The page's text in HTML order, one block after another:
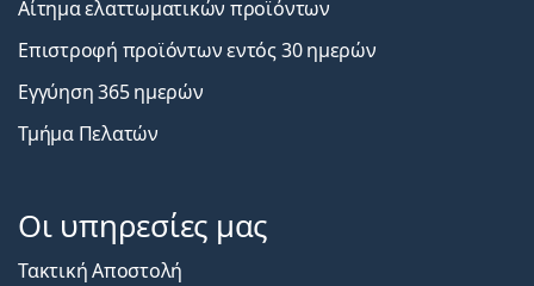
Αίτημα ελαττωματικών προϊόντων
Επιστροφή προϊόντων εντός 30 ημερών
Εγγύηση 365 ημερών
Τμήμα Πελατών
Οι υπηρεσίες μας
Τακτική Αποστολή